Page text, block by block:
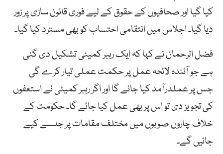
کیا گیا اور صحافیوں کے حقوق کے لیے فوری قانون سازی پر زور
دیا گیا۔ اجلاس میں انتقامی احتساب کو بھی مسترد کیا گیا۔
فضل الرحمان نے کہا کہ ایک رہبر کمیٹی تشکیل دی گئی
ہے جو آئندہ لائحہ عمل پر حکمت عملی تیار کرے گی
جس پر عملدرآمد کیا جائے گا اور اگر رہبر کمیٹی نے استعفوں
کی تجویز دی تو اس پر بھی عمل کیا جائے گا۔ حکومت کے
خلاف چاروں صوبوں میں مختلف مقامات پر جلسے کیے
جائیں گے۔